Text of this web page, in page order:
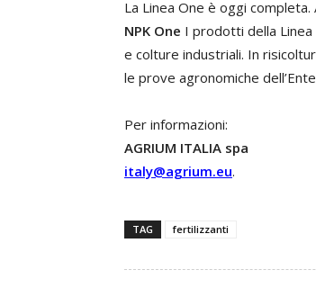
La Linea One è oggi completa.
NPK One I prodotti della
e colture industriali. In
le prove agronomiche
Per informazioni:
AGRIUM ITALIA spa
italy@agrium.eu.
TAG fertilizzanti